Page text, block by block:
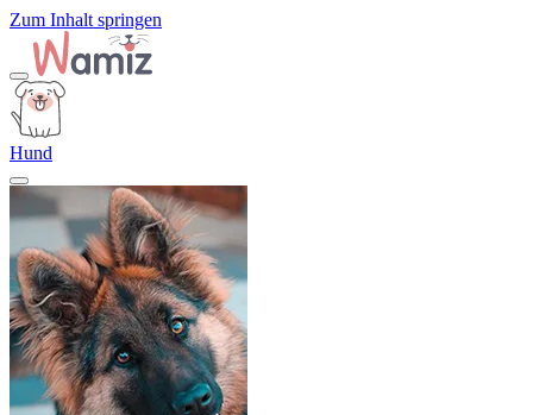
Zum Inhalt springen
Hund